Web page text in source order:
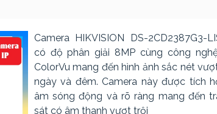
Camera HIKVISION DS-2CD2387G3-
có độ phân giải 8MP cùng công
ColorVu mang đến hình ảnh sắc nét
ngày và đêm. Camera này được tích
âm sóng động và rõ ràng mang đến
sát có âm thanh vượt trội